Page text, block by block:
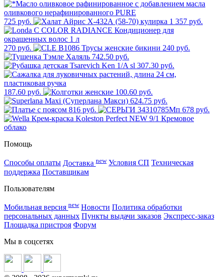
725 руб. 1 357 руб.
270 руб.
240 руб.
742.50 руб.
307.30 руб.
187.60 руб.
100.60 руб.
624.75 руб.
816 руб.
678 руб.
Помощь
Способы оплаты Доставка new Условия СП Техническая
поддержка Поставщикам
Пользователям
Мобильная версия new Новости Политика обработки
персональных данных Пункты выдачи заказов Экспресс-заказ
Площадка пристроя Форум
Мы в соцсетях